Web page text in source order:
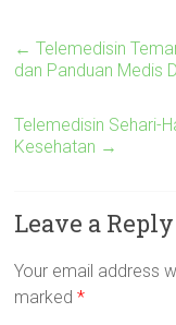
← Telemedisin
dan Panduan Medis
Telemedisin Sehari-
Kesehatan →
Leave a Reply
Your email address
marked*